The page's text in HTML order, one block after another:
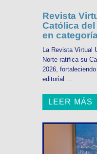
Revista
Católica
en
La Revista Virtual
Norte ratifica su
2026,
editorial ...
LEER MÁS